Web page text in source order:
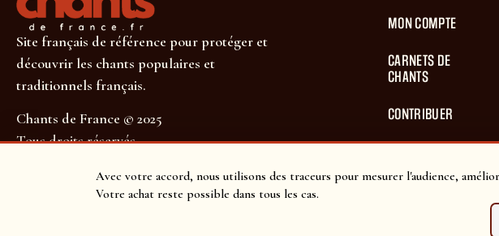
Avec votre accord, nous utilisons des traceurs pour mesurer l'audience,
Votre achat reste possible dans tous les cas.
Site français de référence pour protéger et
découvrir les chants populaires et
traditionnels français.
Chants de France © 2025
Tous droits réservés
SUIVEZ-NOUS POUR NE RIEN MANQUER !
MON COMPTE
CARNETS DE
CHANTS
CONTRIBUER